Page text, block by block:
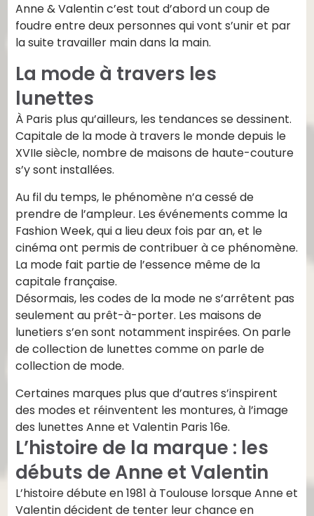
Anne & Valentin c’est tout d’abord un coup de
foudre entre deux personnes qui vont s’unir et par
la suite travailler main dans la main.
La mode à travers les
lunettes
À Paris plus qu’ailleurs, les tendances se dessinent.
Capitale de la mode à travers le monde depuis le
XVIIe siècle, nombre de maisons de haute-couture
s’y sont installées.
Au fil du temps, le phénomène n’a cessé de
prendre de l’ampleur. Les événements comme la
Fashion Week, qui a lieu deux fois par an, et le
cinéma ont permis de contribuer à ce phénomène.
La mode fait partie de l’essence même de la
capitale française.
Désormais, les codes de la mode ne s’arrêtent pas
seulement au prêt-à-porter. Les maisons de
lunetiers s’en sont notamment inspirées. On parle
de collection de lunettes comme on parle de
collection de mode.
Certaines marques plus que d’autres s’inspirent
des modes et réinventent les montures, à l’image
des lunettes Anne et Valentin Paris 16e.
L’histoire de la marque : les
débuts de Anne et Valentin
L’histoire débute en 1981 à Toulouse lorsque Anne et
Valentin décident de tenter leur chance en